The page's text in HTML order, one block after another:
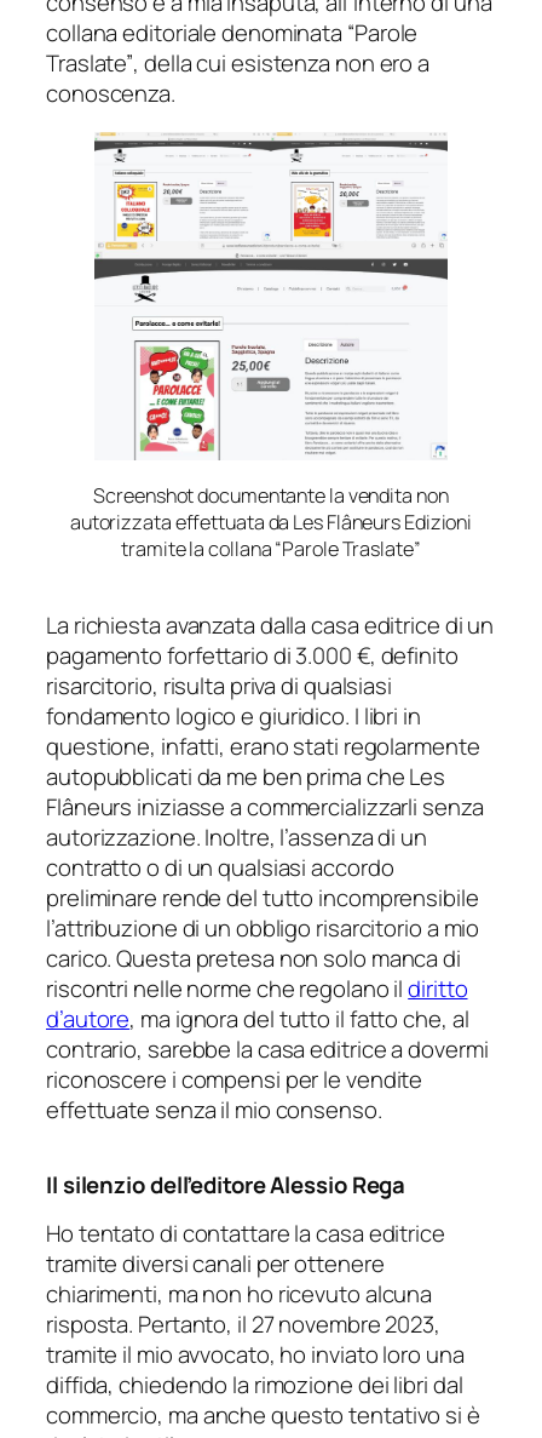
collana editoriale denominata “Parole
Traslate”, della cui esistenza non ero a
conoscenza.
Screenshot documentante la vendita non
autorizzata effettuata da Les Flâneurs Edizioni
tramite la collana “Parole Traslate”
La richiesta avanzata dalla casa editrice di un
pagamento forfettario di 3.000 €, definito
risarcitorio, risulta priva di qualsiasi
fondamento logico e giuridico. I libri in
questione, infatti, erano stati regolarmente
autopubblicati da me ben prima che Les
Flâneurs iniziasse a commercializzarli senza
autorizzazione. Inoltre, l’assenza di un
contratto o di un qualsiasi accordo
preliminare rende del tutto incomprensibile
l’attribuzione di un obbligo risarcitorio a mio
carico. Questa pretesa non solo manca di
riscontri nelle norme che regolano ildiritto
d’autore, ma ignora del tutto il fatto che, al
contrario, sarebbe la casa editrice a dovermi
riconoscere i compensi per le vendite
effettuate senza il mio consenso.
Il silenzio dell’editore Alessio Rega
Ho tentato di contattare la casa editrice
tramite diversi canali per ottenere
chiarimenti, ma non ho ricevuto alcuna
risposta. Pertanto, il 27 novembre 2023,
tramite il mio avvocato, ho inviato loro una
diffida, chiedendo la rimozione dei libri dal
commercio, ma anche questo tentativo si è